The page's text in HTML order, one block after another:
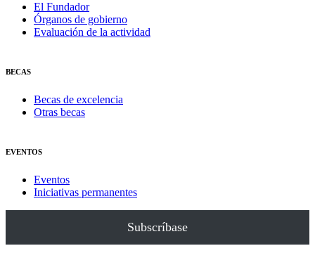
El Fundador
Órganos de gobierno
Evaluación de la actividad
BECAS
Becas de excelencia
Otras becas
EVENTOS
Eventos
Iniciativas permanentes
Subscríbase